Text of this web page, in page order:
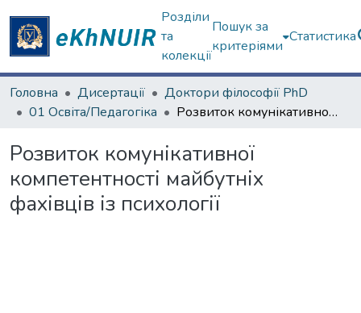
Розділи
та
колекції
Пошук за
критеріями
Статистика
Головна Дисертації
Доктори філософії PhD
01 Освіта/Педагогіка
Розвиток комунікативної компетентності майбутніх фахівців із психології
Розвиток комунікативної
компетентності майбутніх
фахівців із психології